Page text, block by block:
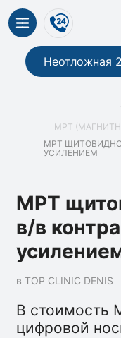
Неотложная
МРТ
МРТ
УСИЛЕНИЕМ
МРТ
в/в
в TOP CLINIC DENIS
В стоимость
цифровой